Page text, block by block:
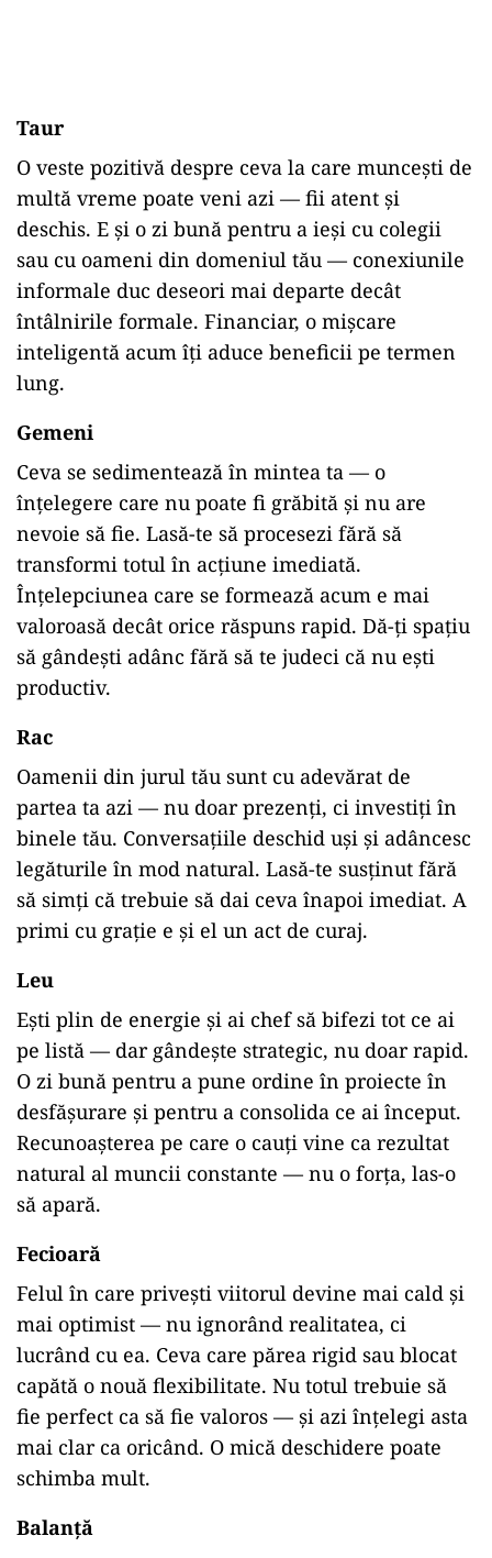
Taur
O veste pozitivă despre ceva la care muncești de
multă vreme poate veni azi — fii atent și
deschis. E și o zi bună pentru a ieși cu colegii
sau cu oameni din domeniul tău — conexiunile
informale duc deseori mai departe decât
întâlnirile formale. Financiar, o mișcare
inteligentă acum îți aduce beneficii pe termen
lung.
Gemeni
Ceva se sedimentează în mintea ta — o
înțelegere care nu poate fi grăbită și nu are
nevoie să fie. Lasă-te să procesezi fără să
transformi totul în acțiune imediată.
Înțelepciunea care se formează acum e mai
valoroasă decât orice răspuns rapid. Dă-ți spațiu
să gândești adânc fără să te judeci că nu ești
productiv.
Rac
Oamenii din jurul tău sunt cu adevărat de
partea ta azi — nu doar prezenți, ci investiți în
binele tău. Conversațiile deschid uși și adâncesc
legăturile în mod natural. Lasă-te susținut fără
să simți că trebuie să dai ceva înapoi imediat. A
primi cu grație e și el un act de curaj.
Leu
Ești plin de energie și ai chef să bifezi tot ce ai
pe listă — dar gândește strategic, nu doar rapid.
O zi bună pentru a pune ordine în proiecte în
desfășurare și pentru a consolida ce ai început.
Recunoașterea pe care o cauți vine ca rezultat
natural al muncii constante — nu o forța, las-o
să apară.
Fecioară
Felul în care privești viitorul devine mai cald și
mai optimist — nu ignorând realitatea, ci
lucrând cu ea. Ceva care părea rigid sau blocat
capătă o nouă flexibilitate. Nu totul trebuie să
fie perfect ca să fie valoros — și azi înțelegi asta
mai clar ca oricând. O mică deschidere poate
schimba mult.
Balanță